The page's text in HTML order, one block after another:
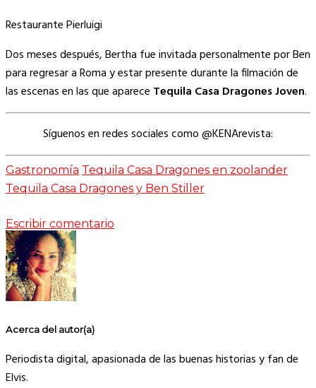
Restaurante Pierluigi
Dos meses después, Bertha fue invitada personalmente por Ben
para regresar a Roma y estar presente durante la filmación de
las escenas en las que aparece Tequila Casa Dragones Joven.
Síguenos en redes sociales como @KENArevista:
Gastronomía Tequila Casa Dragones en zoolander
Tequila Casa Dragones y Ben Stiller
Escribir comentario
Acerca del autor(a)
Periodista digital, apasionada de las buenas historias y fan de
Elvis.